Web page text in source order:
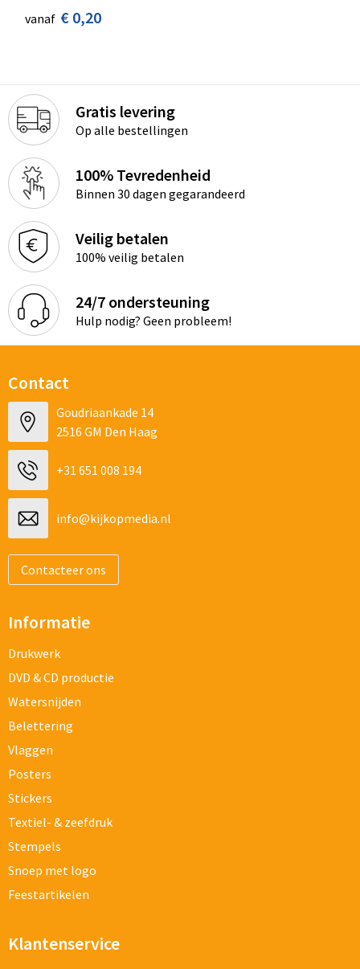
vanaf € 0,20
Gratis levering
Op alle bestellingen
100% Tevredenheid
Binnen 30 dagen gegarandeerd
Veilig betalen
100% veilig betalen
24/7 ondersteuning
Hulp nodig? Geen probleem!
Contact
Goudriaankade 14
2516 GM Den Haag
+31 651 008 194
info@kijkopmedia.nl
Contacteer ons
Informatie
Drukwerk
DVD & CD productie
Watersnijden
Belettering
Vlaggen
Posters
Stickers
Textiel- & zeefdruk
Stempels
Snoep met logo
Feestartikelen
Klantenservice